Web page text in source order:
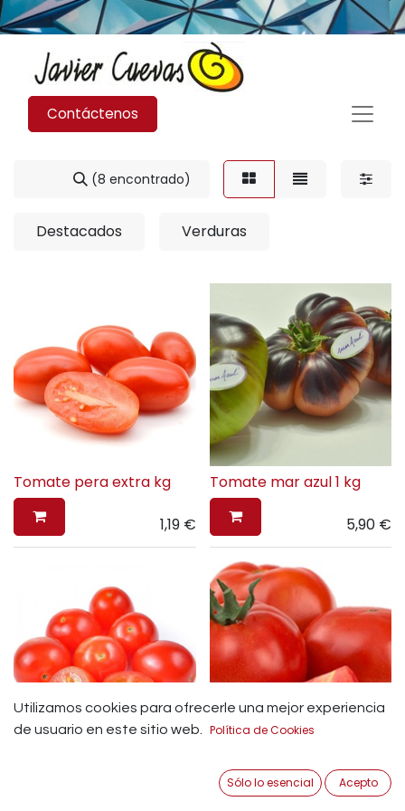
Contáctenos
(8 encontrado)
Destacados Verduras
Tomate pera extra kg
1,19€
Tomate mar azul 1 kg
5,90 €
Tomate daniela kg
Utilizamos cookies para ofrecerle una mejor experiencia
de usuario en este sitio web. Política de Cookies
Sólo lo esencial Acepto